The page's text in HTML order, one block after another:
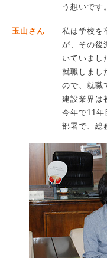
う想いです。
玉山さん
私は学校を
が、その後
いていまし
就職しまし
ので、就職
建設業界は
今年で11年
部署で、総